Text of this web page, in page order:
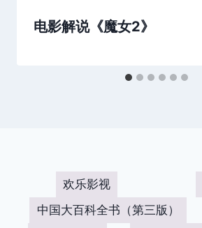
电影解说《魔女2》
欢乐影视
中国大百科全书（第三版）